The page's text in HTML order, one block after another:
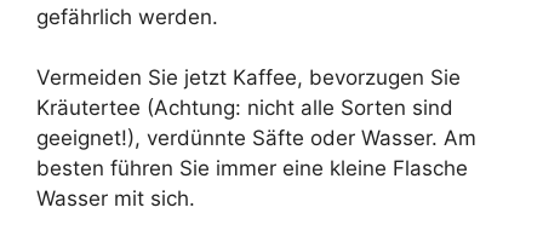
gefährlich werden.
Vermeiden Sie jetzt Kaffee, bevorzugen Sie
Kräutertee (Achtung: nicht alle Sorten sind
geeignet!), verdünnte Säfte oder Wasser. Am
besten führen Sie immer eine kleine Flasche
Wasser mit sich.